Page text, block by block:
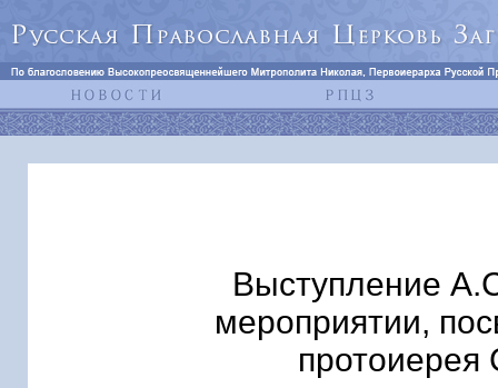
Выступление
мероприятии,